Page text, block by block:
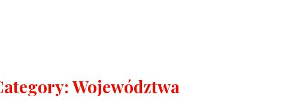
Województwa